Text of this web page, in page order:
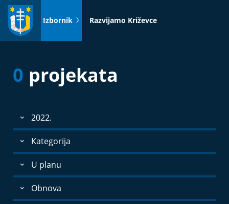
Idi
sadržaj
Izbornik Razvijamo Križevce
0 projekata
2022.
Kategorija
U planu
Obnova